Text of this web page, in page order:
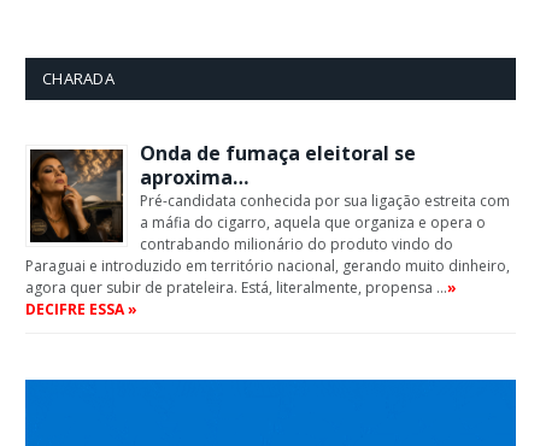
CHARADA
Onda de fumaça eleitoral se
aproxima…
Pré-candidata conhecida por sua ligação estreita com
a máfia do cigarro, aquela que organiza e opera o
contrabando milionário do produto vindo do
Paraguai e introduzido em território nacional, gerando muito dinheiro,
agora quer subir de prateleira. Está, literalmente, propensa …»
DECIFRE ESSA »